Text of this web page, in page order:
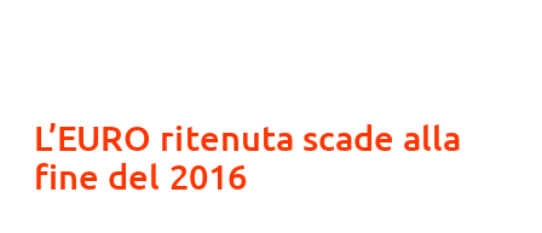
L’EURO ritenuta scade alla
fine del 2016